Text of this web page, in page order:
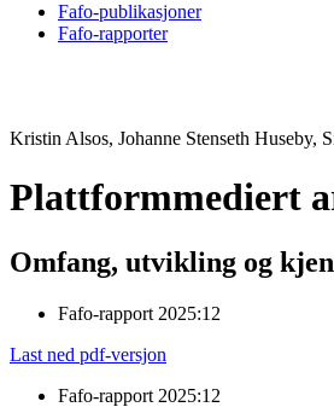
Fafo-publikasjoner
Fafo-rapporter
Kristin Alsos, Johanne Stenseth Huseby,
Plattformmediert
Omfang, utvikling og
Fafo-rapport 2025:12
Last ned pdf-versjon
Fafo-rapport 2025:12